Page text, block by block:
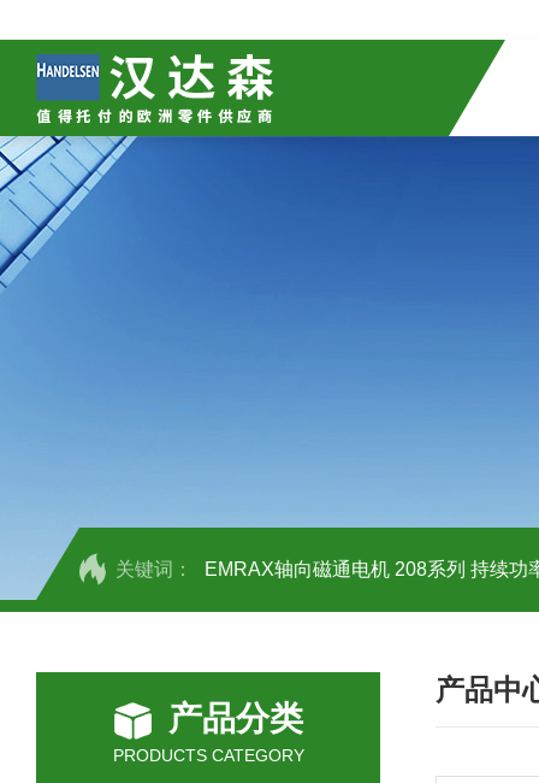
关键词： EMRAX轴向磁通电机 208系列 持续功
OEMER三相同步电机MTES 132SB/2
OEMER三相同步电机MTES 160MA/2
产品分类
PRODUCTS CATEGORY
产品中